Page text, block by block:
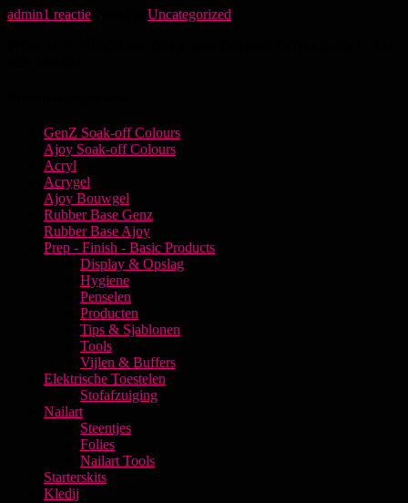
admin1 reactieop
Uncategorized
GenZ Soak-off Colours
Ajoy Soak-off Colours
Acryl
Acrygel
Ajoy Bouwgel
Rubber Base Genz
Rubber Base Ajoy
Prep - Finish - Basic Products
Display & Opslag
Hygiene
Penselen
Producten
Tips & Sjablonen
Tools
Vijlen & Buffers
Elektrische Toestelen
Stofafzuiging
Nailart
Steentjes
Folies
Nailart Tools
Starterskits
Kledij